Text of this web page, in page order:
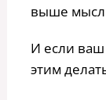
выше
И если ваш
этим